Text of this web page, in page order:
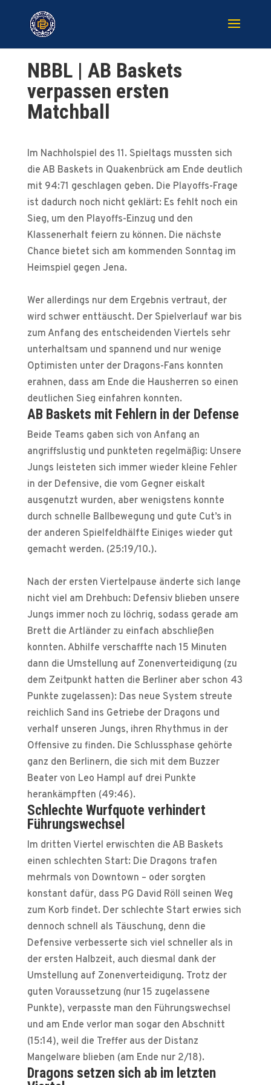
NBBL | AB Baskets
verpassen ersten
Matchball
Im Nachholspiel des 11. Spieltags mussten sich
die AB Baskets in Quakenbrück am Ende deutlich
mit 94:71 geschlagen geben. Die Playoffs-Frage
ist dadurch noch nicht geklärt: Es fehlt noch ein
Sieg, um den Playoffs-Einzug und den
Klassenerhalt feiern zu können. Die nächste
Chance bietet sich am kommenden Sonntag im
Heimspiel gegen Jena.
Wer allerdings nur dem Ergebnis vertraut, der
wird schwer enttäuscht. Der Spielverlauf war bis
zum Anfang des entscheidenden Viertels sehr
unterhaltsam und spannend und nur wenige
Optimisten unter der Dragons-Fans konnten
erahnen, dass am Ende die Hausherren so einen
deutlichen Sieg einfahren konnten.
AB Baskets mit Fehlern in der Defense
Beide Teams gaben sich von Anfang an
angriffslustig und punkteten regelmäßig: Unsere
Jungs leisteten sich immer wieder kleine Fehler
in der Defensive, die vom Gegner eiskalt
ausgenutzt wurden, aber wenigstens konnte
durch schnelle Ballbewegung und gute Cut’s in
der anderen Spielfeldhälfte Einiges wieder gut
gemacht werden. (25:19/10.).
Nach der ersten Viertelpause änderte sich lange
nicht viel am Drehbuch: Defensiv blieben unsere
Jungs immer noch zu löchrig, sodass gerade am
Brett die Artländer zu einfach abschließen
konnten. Abhilfe verschaffte nach 15 Minuten
dann die Umstellung auf Zonenverteidigung (zu
dem Zeitpunkt hatten die Berliner aber schon 43
Punkte zugelassen): Das neue System streute
reichlich Sand ins Getriebe der Dragons und
verhalf unseren Jungs, ihren Rhythmus in der
Offensive zu finden. Die Schlussphase gehörte
ganz den Berlinern, die sich mit dem Buzzer
Beater von Leo Hampl auf drei Punkte
herankämpften (49:46).
Schlechte Wurfquote verhindert
Führungswechsel
Im dritten Viertel erwischten die AB Baskets
einen schlechten Start: Die Dragons trafen
mehrmals von Downtown – oder sorgten
konstant dafür, dass PG David Röll seinen Weg
zum Korb findet. Der schlechte Start erwies sich
dennoch schnell als Täuschung, denn die
Defensive verbesserte sich viel schneller als in
der ersten Halbzeit, auch diesmal dank der
Umstellung auf Zonenverteidigung. Trotz der
guten Voraussetzung (nur 15 zugelassene
Punkte), verpasste man den Führungswechsel
und am Ende verlor man sogar den Abschnitt
(15:14), weil die Treffer aus der Distanz
Mangelware blieben (am Ende nur 2/18).
Dragons setzen sich ab im letzten